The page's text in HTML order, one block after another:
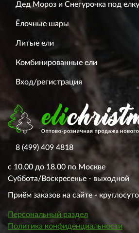
Дед Мороз и Снегурочка под елку
Ёлочные шары
Литые ели
Комбинированные ели
Вход/регистрация
8 (499) 409 4818
с 10.00 до 18.00 по Москве
Суббота/Воскресенье - выходной
Приём заказов на сайте -
Персональный раздел
Политика конфиденциальности